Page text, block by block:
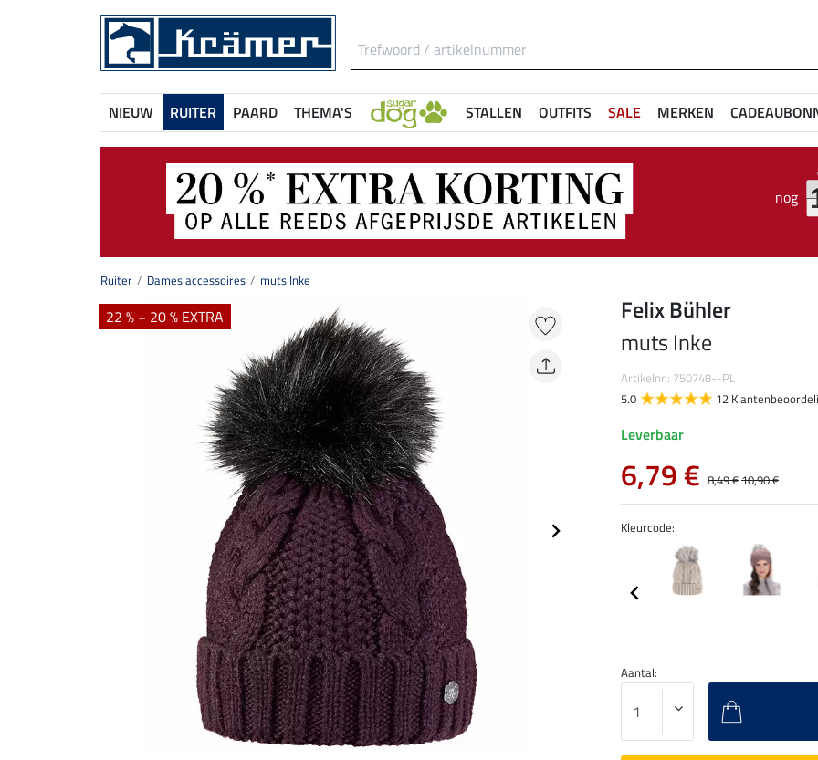
NIEUW RUITER PAARD THEMA'S STALLEN OUTFITS SALE MERKEN
nog
Ruiter Dames accessoires muts Inke
22 % + 20 % EXTRA
Kleurcode:
Felix Bühler
muts Inke
Artikelnr.: 750748--PL
5.0
12
Leverbaar
6,79 € 8,49 €10,90 €
Aantal: